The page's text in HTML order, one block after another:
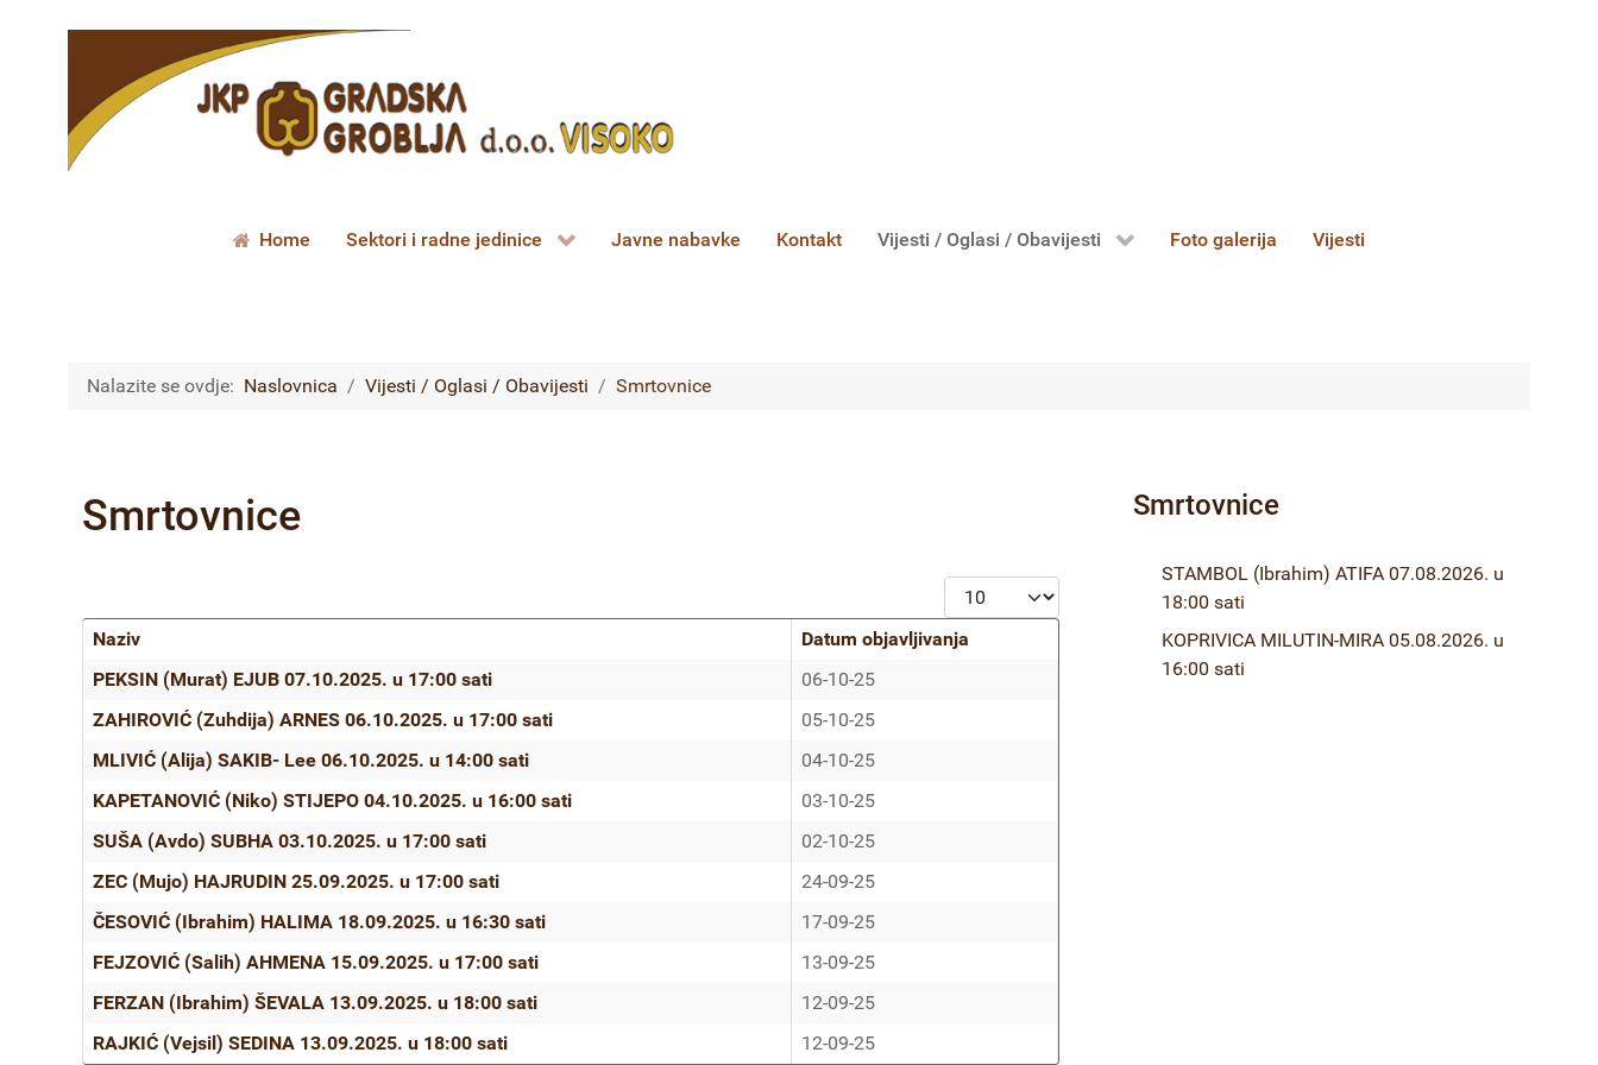
Home Sektori i radne jedinice Javne nabavke Kontakt Vijesti / Oglasi / Obavijesti Foto galerija Vijesti
Nalazite se ovdje: Naslovnica Vijesti / Oglasi / Obavijesti Smrtovnice
Smrtovnice
Prikaz #
Članci
Naziv
Datum objavljivanja
PEKSIN (Murat) EJUB 07.10.2025. u 17:00 sati
06-10-25
ZAHIROVIĆ (Zuhdija) ARNES 06.10.2025. u 17:00 sati
05-10-25
MLIVIĆ (Alija) SAKIB- Lee 06.10.2025. u 14:00 sati
04-10-25
KAPETANOVIĆ (Niko) STIJEPO 04.10.2025. u 16:00 sati
03-10-25
SUŠA (Avdo) SUBHA 03.10.2025. u 17:00 sati
02-10-25
ZEC (Mujo) HAJRUDIN 25.09.2025. u 17:00 sati
24-09-25
ČESOVIĆ (Ibrahim) HALIMA 18.09.2025. u 16:30 sati
17-09-25
FEJZOVIĆ (Salih) AHMENA 15.09.2025. u 17:00 sati
13-09-25
FERZAN (Ibrahim) ŠEVALA 13.09.2025. u 18:00 sati
12-09-25
RAJKIĆ (Vejsil) SEDINA 13.09.2025. u 18:00 sati
12-09-25
Smrtovnice
STAMBOL (Ibrahim) ATIFA 07.08.2026. u
18:00 sati
KOPRIVICA MILUTIN-MIRA 05.08.2026. u
16:00 sati